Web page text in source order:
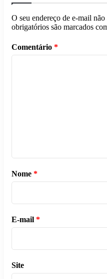
O seu endereço de e-mail
obrigatórios são marcados
Comentário *
Nome *
E-mail *
Site